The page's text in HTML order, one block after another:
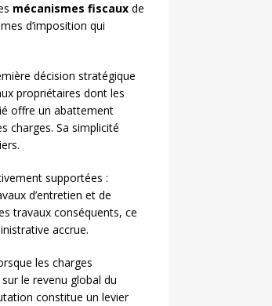
mécanismes fiscauxde
d’imposition qui
décision stratégique
propriétaires dont les
offre un abattement
charges. Sa simplicité
supportées :
d’entretien et de
travaux conséquents, ce
accrue.
les charges
le revenu global du
constitue un levier